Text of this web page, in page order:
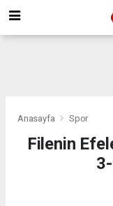
Anasayfa Spor
Filenin